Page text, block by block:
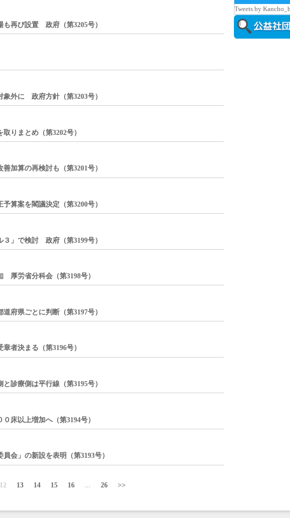
再び設置 政府（第3205号）
外に 政府方針（第3203号）
りまとめ（第3202号）
加算の再検討も（第3201号）
算案を閣議決定（第3200号）
」で検討 政府（第3199号）
厚労省分科会（第3198号）
府県ごとに判断（第3197号）
決まる（第3196号）
診療側は平行線（第3195号）
床以上増加へ（第3194号）
会」の新設を表明（第3193号）
12 13 14 15 16 ... 26 >>
京都大
大...
Tweets by